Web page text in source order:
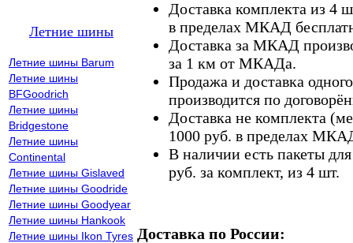
Летние шины
Летние шины Barum
Летние шины
BFGoodrich
Летние шины
Bridgestone
Летние шины
Continental
Летние шины Gislaved
Летние шины Goodride
Летние шины Goodyear
Летние шины Hankook
Летние шины Ikon Tyres
Доставка комплекта из 4
в пределах МКАД
Доставка за МКАД
за 1 км от МКАДа.
Продажа и доставка
производится по
Доставка не комплекта
1000 руб. в пределах
В наличии есть пакеты
руб. за комплект, из 4 шт.
Доставка по России: